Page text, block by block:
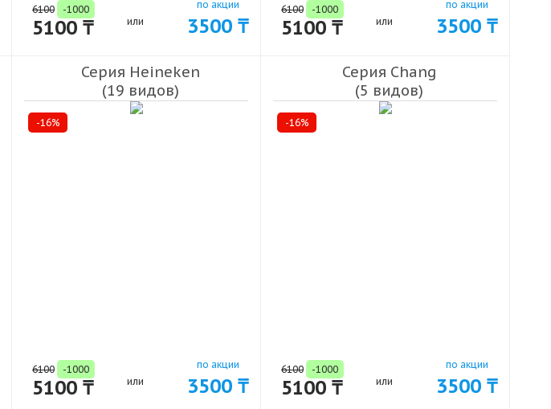
6100 -1000
5100 ₸ или
по акции
3500 ₸
6100 -1000
5100 ₸ или
по акции
3500 ₸
Серия Heineken
(19 видов)
-16%
6100 -1000
5100 ₸ или
по акции
3500 ₸
Серия Chang
(5 видов)
-16%
6100 -1000
5100 ₸ или
по акции
3500 ₸